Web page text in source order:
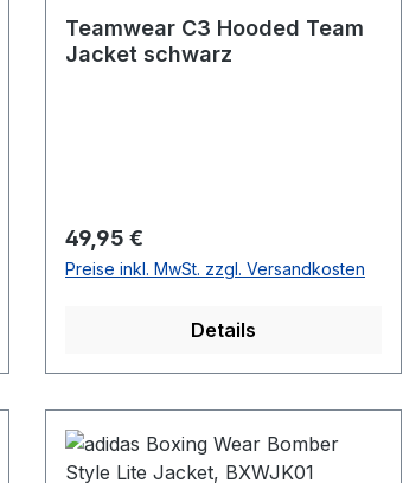
Teamwear C3 Hooded Team
Jacket schwarz
Regulärer Preis:
49,95 €
Preise inkl. MwSt. zzgl. Versandkosten
Details